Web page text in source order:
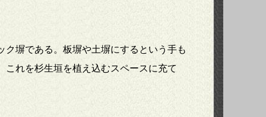
塀である。板塀や土塀にするという手も
れを杉生垣を植え込むスペースに充て